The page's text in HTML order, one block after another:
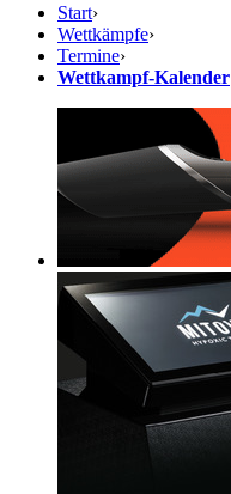
Start›
Wettkämpfe›
Termine›
Wettkampf-Kalender